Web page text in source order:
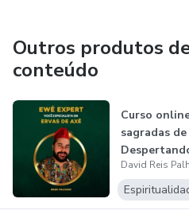
- Elementos das Folhas;
- Classificação das folhas pela
- Classificação das folhas por
- Identificação das folhas por
Outros produtos
conteúdo
Curso
sagradas
poder da...
David Reis